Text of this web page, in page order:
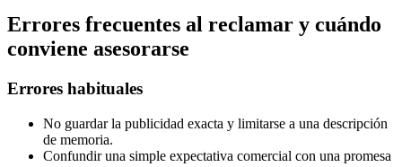
Errores frecuentes al reclamar y cuándo
conviene asesorarse
Errores habituales
No guardar la publicidad exacta y limitarse a una descripción
de memoria.
Confundir una simple expectativa comercial con una promesa